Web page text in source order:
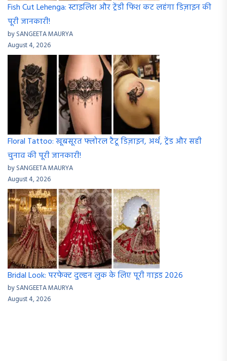
Fish Cut Lehenga: स्टाइलिश और ट्रेंडी फिश कट लहंगा डिज़ाइन की
पूरी जानकारी!
by SANGEETA MAURYA
August 4, 2026
Floral Tattoo: खूबसूरत फ्लोरल टैटू डिज़ाइन, अर्थ, ट्रेंड और सही
चुनाव की पूरी जानकारी!
by SANGEETA MAURYA
August 4, 2026
Bridal Look: परफेक्ट दुल्हन लुक के लिए पूरी गाइड 2026
by SANGEETA MAURYA
August 4, 2026